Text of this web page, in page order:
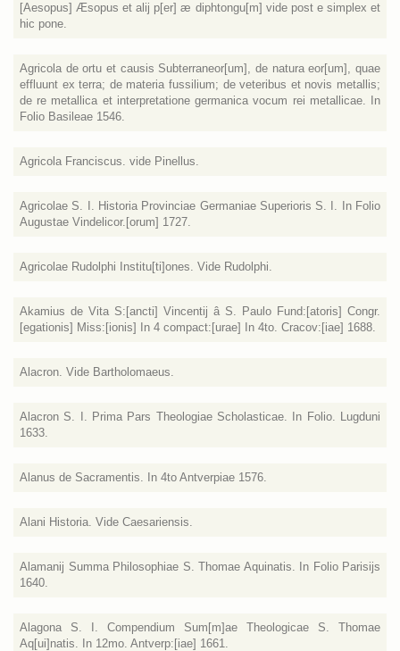
[Aesopus] Æsopus et alij p[er] æ diphtongu[m] vide post e simplex et
hic pone.
Agricola de ortu et causis Subterraneor[um], de natura eor[um], quae
effluunt ex terra; de materia fussilium; de veteribus et novis metallis;
de re metallica et interpretatione germanica vocum rei metallicae. In
Folio Basileae 1546.
Agricola Franciscus. vide Pinellus.
Agricolae S. I. Historia Provinciae Germaniae Superioris S. I. In Folio
Augustae Vindelicor.[orum] 1727.
Agricolae Rudolphi Institu[ti]ones. Vide Rudolphi.
Akamius de Vita S:[ancti] Vincentij â S. Paulo Fund:[atoris] Congr.
[egationis] Miss:[ionis] In 4 compact:[urae] In 4to. Cracov:[iae] 1688.
Alacron. Vide Bartholomaeus.
Alacron S. I. Prima Pars Theologiae Scholasticae. In Folio. Lugduni
1633.
Alanus de Sacramentis. In 4to Antverpiae 1576.
Alani Historia. Vide Caesariensis.
Alamanij Summa Philosophiae S. Thomae Aquinatis. In Folio Parisijs
1640.
Alagona S. I. Compendium Sum[m]ae Theologicae S. Thomae
Aq[ui]natis. In 12mo. Antverp:[iae] 1661.